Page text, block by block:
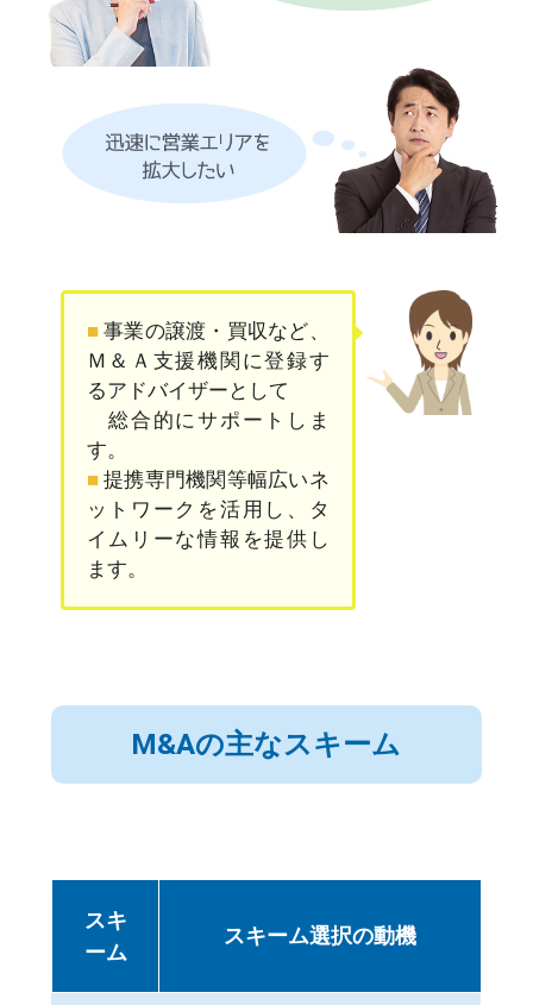
■事業の譲渡・買収など、
Ｍ＆Ａ支援機関に登録す
るアドバイザーとして
総合的にサポートしま
す。
■提携専門機関等幅広いネ
ットワークを活用し、タ
イムリーな情報を提供し
ます。
M&Aの主なスキーム
スキ
ーム
スキーム選択の動機